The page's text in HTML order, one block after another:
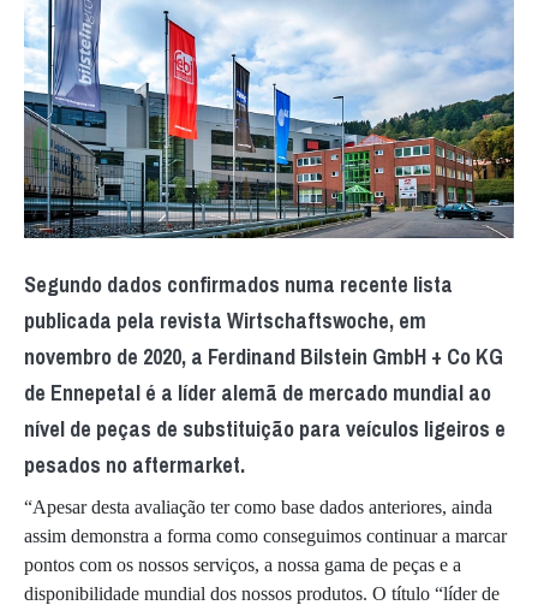
Segundo dados confirmados numa recente lista
publicada pela revista Wirtschaftswoche, em
novembro de 2020, a Ferdinand Bilstein GmbH + Co KG
de Ennepetal é a líder alemã de mercado mundial ao
nível de peças de substituição para veículos ligeiros e
pesados no aftermarket.
“Apesar desta avaliação ter como base dados anteriores, ainda
assim demonstra a forma como conseguimos continuar a marcar
pontos com os nossos serviços, a nossa gama de peças e a
disponibilidade mundial dos nossos produtos. O título “líder de